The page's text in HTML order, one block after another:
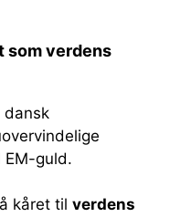
som verdens
dansk
guld.
kåret til verdens